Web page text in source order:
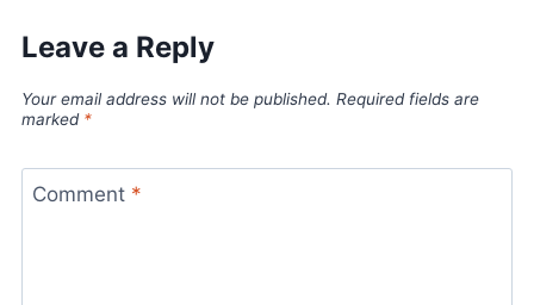
Leave a Reply
Your email address will not be published. Required fields are
marked *
Comment *